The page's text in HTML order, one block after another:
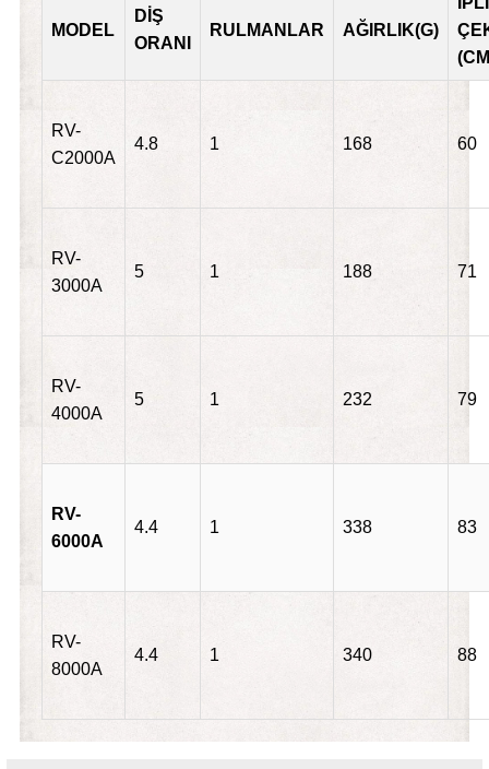
MODEL
DİŞ
ORANI
RULMANLAR AĞIRLIK(G)
RV-
C2000A
4.8 1 168 60
RV-
3000A
5 1 188 71
RV-
4000A
5 1 232 79
RV-
6000A
4.4 1 338 83
RV-
8000A
4.4 1 340 88